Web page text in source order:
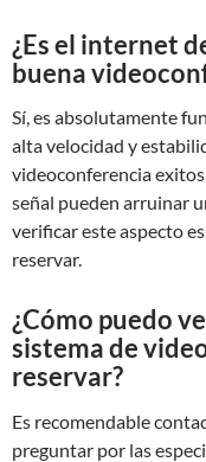
¿Es el internet
buena
Sí, es absolutamente
alta velocidad y
videoconferencia
señal pueden arruinar
verificar este aspecto
reservar.
¿Cómo puedo
sistema de
reservar?
Es recomendable
preguntar por las